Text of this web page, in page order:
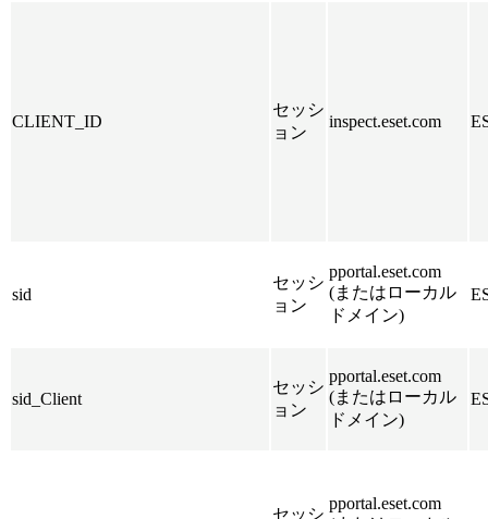
CLIENT_ID
セッシ
ョン
inspect.eset.com
sid
セッシ
ョン
pportal.eset.com
(またはローカル
ドメイン)
sid_Client
セッシ
ョン
pportal.eset.com
(またはローカル
ドメイン)
セッシ
pportal.eset.com